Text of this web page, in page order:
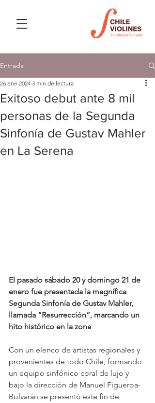
Entrada
Exitoso debut ante 8 mil
personas de la Segunda
Sinfonía de Gustav Mahler
en La Serena
26 ene 2024 3 min de lectura
El pasado sábado 20 y domingo 21 de
enero fue presentada la magnífica
Segunda Sinfonía de Gustav Mahler,
llamada “Resurrección”, marcando un
hito histórico en la zona
Con un elenco de artistas regionales y
provenientes de todo Chile, formando
un equipo sinfónico coral de lujo y
bajo la dirección de Manuel Figueroa-
Bolvarán se presentó este fin de